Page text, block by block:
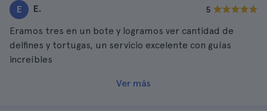
E E. 5
Eramos tres en un bote y logramos ver cantidad de
delfines y tortugas, un servicio excelente con guías
increíbles
Ver más